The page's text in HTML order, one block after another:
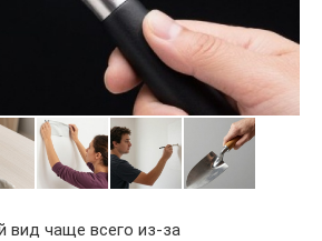
вид чаще всего из-за